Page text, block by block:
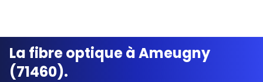
Streaming
La fibre optique à Ameugny
(71460).